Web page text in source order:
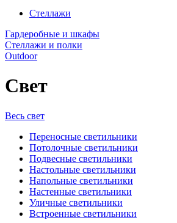
Стеллажи
Гардеробные и шкафы
Стеллажи и полки
Outdoor
Свет
Весь свет
Переносные светильники
Потолочные светильники
Подвесные светильники
Настольные светильники
Напольные светильники
Настенные светильники
Уличные светильники
Встроенные светильники